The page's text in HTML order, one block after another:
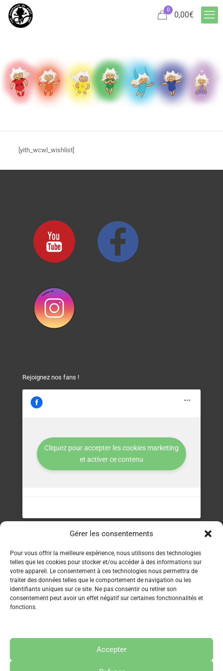
Gérer les consentements
Pour vous offrir la meilleure expérience, nous utilisons des technologies
telles que les cookies pour stocker et/ou accéder à des informations sur
votre appareil. Le consentement à ces technologies nous permettra de
traiter des données telles que le comportement de navigation ou les
identifiants uniques sur ce site. Ne pas consentir ou retirer son
consentement peut avoir un effet négatif sur certaines fonctionnalités et
fonctions.
Accepter
0
0,00€
[yith_wcwl_wishlist]
Rejoignez nos fans !
Cliquez pour accepter les cookies marketing
et activer ce contenu
Contact
Service clients : 06 70 39 22 68
Politique de confidentialité
Conditions générales de vente
© 2025 Les Aventures du Petit Yogi